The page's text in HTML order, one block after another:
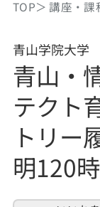
TOP 講座・課
青山学院大学
青山・
テクト
トリー
明120